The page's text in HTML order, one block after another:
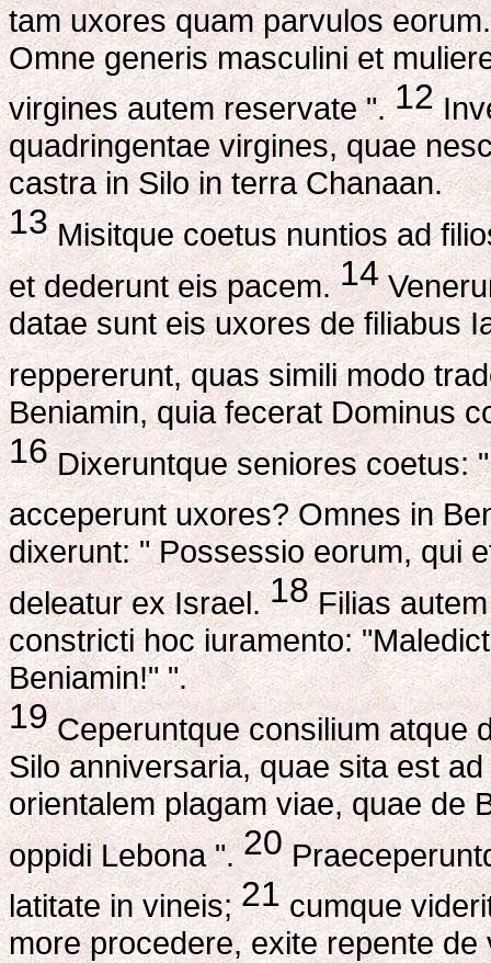
tam uxores quam parvulos
Omne generis masculini et
virgines autem reservate ".12
quadringentae virgines, quae
castra in Silo in terra Chanaan.
13Misitque coetus nuntios ad
et dederunt eis pacem.14
datae sunt eis uxores de filiabus
reppererunt, quas simili modo
Beniamin, quia fecerat Dominus
16Dixeruntque seniores coetus:
acceperunt uxores? Omnes in
dixerunt: " Possessio eorum, qui
deleatur ex Israel.18Filias
constricti hoc iuramento:
Beniamin!" ".
19Ceperuntque consilium atque
Silo anniversaria, quae sita est
orientalem plagam viae, quae de
oppidi Lebona ".20
latitate in vineis;21cumque
more procedere, exite repente